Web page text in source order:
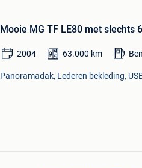
Mooie MG TF LE80 met slechts
2004 63.000 km
Panoramadak, Lederen bekleding,